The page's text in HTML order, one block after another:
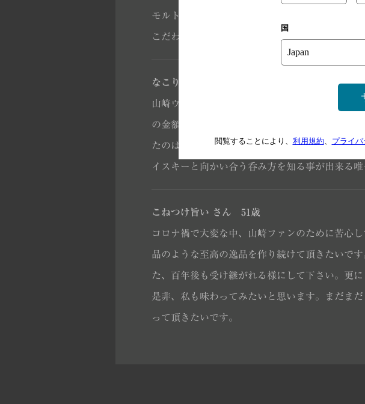
モルトの生産もさることながら、ブレンドに並
こだわりが感じられます。これからも益々の活躍
なこりん さん 61歳
山崎ウイスキーは日本、海外からも高い評価を
の金額でこのレベルかと感心します。今まで焼
たのは、このレベルだったからかと思います。
イスキーと向かい合う呑み方を知る事が出来る唯
こねつけ旨い さん 51歳
コロナ禍で大変な中、山崎ファンのために苦心
品のような至高の逸品を作り続けて頂きたいで
た、百年後も受け継がれる様にして下さい。更
是非、私も味わってみたいと思います。まだま
って頂きたいです。
国
閲覧することにより、 利用規約、 プライ